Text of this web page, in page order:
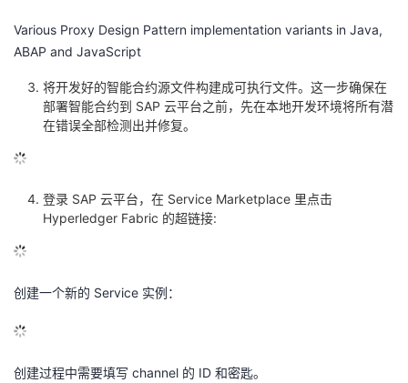
Various Proxy Design Pattern implementation variants in Java,
ABAP and JavaScript
将开发好的智能合约源文件构建成可执行文件。这一步确保在
部署智能合约到 SAP 云平台之前，先在本地开发环境将所有潜
在错误全部检测出并修复。
登录 SAP 云平台，在 Service Marketplace 里点击
Hyperledger Fabric 的超链接:
创建一个新的 Service 实例：
创建过程中需要填写 channel 的 ID 和密匙。